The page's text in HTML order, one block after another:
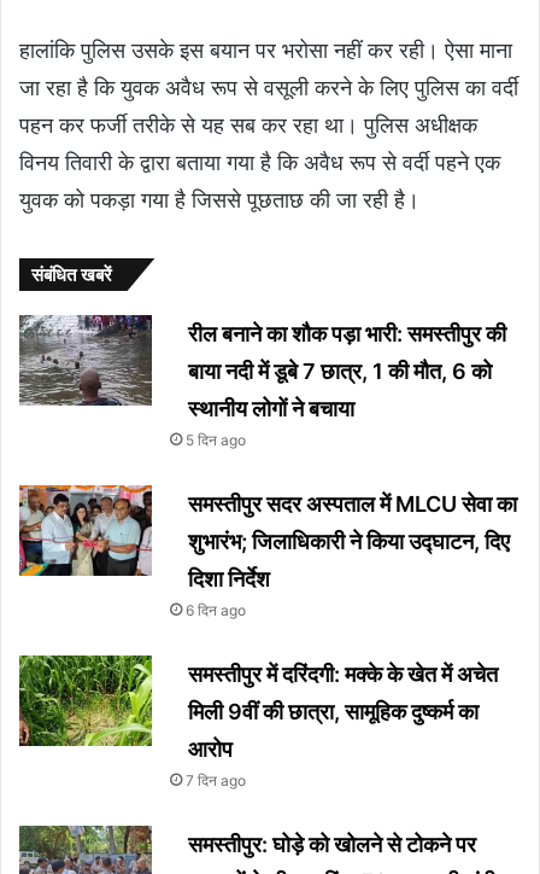
हालांकि पुलिस उसके इस बयान पर भरोसा नहीं कर रही। ऐसा माना
जा रहा है कि युवक अवैध रूप से वसूली करने के लिए पुलिस का वर्दी
पहन कर फर्जी तरीके से यह सब कर रहा था। पुलिस अधीक्षक
विनय तिवारी के द्वारा बताया गया है कि अवैध रूप से वर्दी पहने एक
युवक को पकड़ा गया है जिससे पूछताछ की जा रही है।
संबंधित खबरें
रील बनाने का शौक पड़ा भारी: समस्तीपुर की
बाया नदी में डूबे 7 छात्र, 1 की मौत, 6 को
स्थानीय लोगों ने बचाया
5 दिन ago
समस्तीपुर सदर अस्पताल में MLCU सेवा का
शुभारंभ; जिलाधिकारी ने किया उद्घाटन, दिए
दिशा निर्देश
6 दिन ago
समस्तीपुर में दरिंदगी: मक्के के खेत में अचेत
मिली 9वीं की छात्रा, सामूहिक दुष्कर्म का
आरोप
7 दिन ago
समस्तीपुर: घोड़े को खोलने से टोकने पर